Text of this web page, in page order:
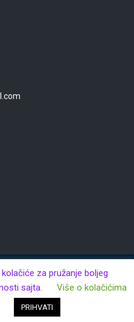
· MB: 61359443 · PIB:
za pružanje boljeg
sajta.
Više o kolačićima
PRIHVATI